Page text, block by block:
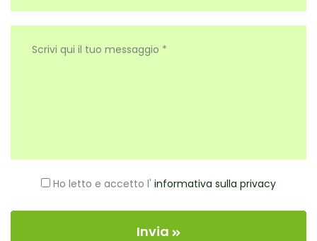
Ho letto e accetto l' informativa sulla privacy
Invia